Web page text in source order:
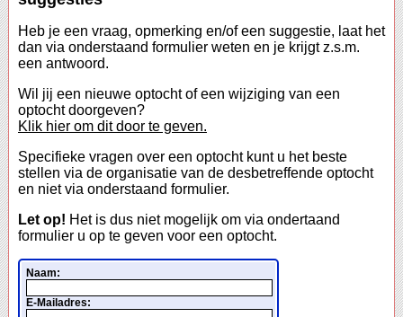
Heb je een vraag, opmerking en/of een suggestie, laat het
dan via onderstaand formulier weten en je krijgt z.s.m.
een antwoord.
Wil jij een nieuwe optocht of een wijziging van een
optocht doorgeven?
Klik hier om dit door te geven.
Specifieke vragen over een optocht kunt u het beste
stellen via de organisatie van de desbetreffende optocht
en niet via onderstaand formulier.
Let op! Het is dus niet mogelijk om via ondertaand
formulier u op te geven voor een optocht.
Naam:
E-Mailadres: